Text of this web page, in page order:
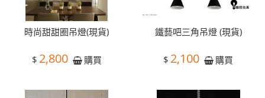
時尚甜甜圈吊燈(現貨)
$ 2,800 購買
鐵藝吧三角吊燈 (現貨)
$ 2,100 購買